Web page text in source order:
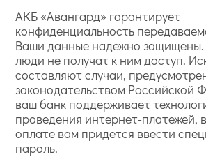
АКБ «Авангард» гарантирует
конфиденциальность
Ваши данные надежно
люди не получат к ним доступ.
составляют случаи,
законодательством Российской
ваш банк поддерживает
проведения интернет-платежей,
оплате вам придется ввести
пароль.